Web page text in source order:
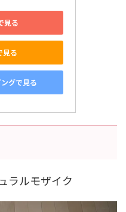
見る
見る
グで見る
ラルモザイク